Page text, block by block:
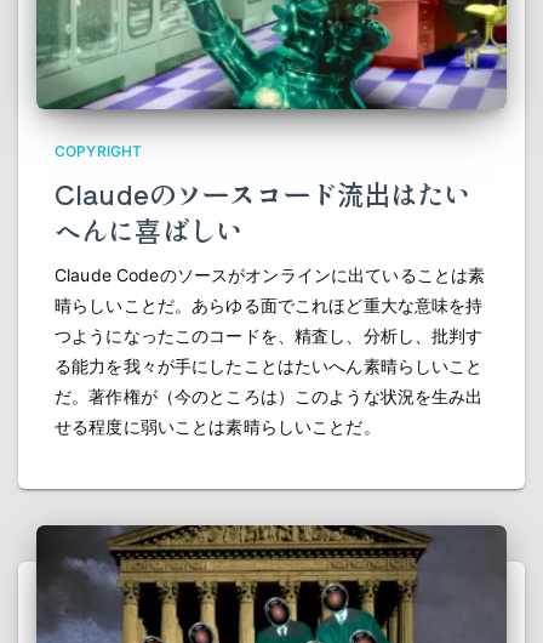
COPYRIGHT
Claudeのソースコード流出はたい
へんに喜ばしい
Claude Codeのソースがオンラインに出ていることは素
晴らしいことだ。あらゆる面でこれほど重大な意味を持
つようになったこのコードを、精査し、分析し、批判す
る能力を我々が手にしたことはたいへん素晴らしいこと
だ。著作権が（今のところは）このような状況を生み出
せる程度に弱いことは素晴らしいことだ。